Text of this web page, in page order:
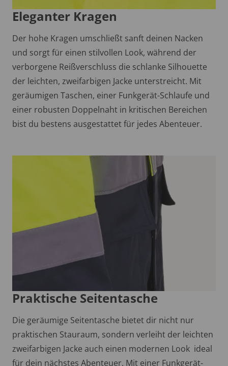
Eleganter Kragen
Der hohe Kragen umschließt sanft deinen Nacken
und sorgt für einen stilvollen Look, während der
verborgene Reißverschluss die schlanke Silhouette
der leichten, zweifarbigen Jacke unterstreicht. Mit
geräumigen Taschen, einer Funkgerät-Schlaufe und
einer robusten Doppelnaht in kritischen Bereichen
bist du bestens ausgestattet für jedes Abenteuer.
Praktische Seitentasche
Die geräumige Seitentasche bietet dir nicht nur
praktischen Stauraum, sondern verleiht der leichten
zweifarbigen Jacke auch einen modernen Look  ideal
für dein nächstes Abenteuer. Mit einer Funkgerät-